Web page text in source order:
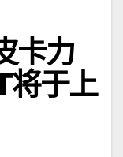
卡力
将于上